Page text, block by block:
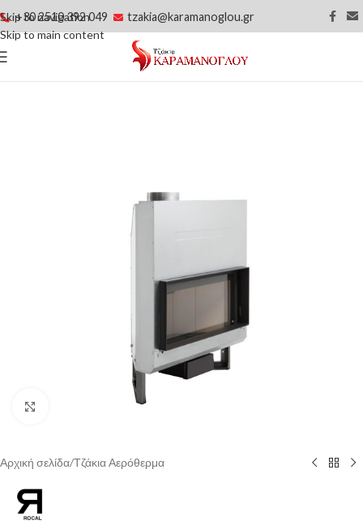
Skip to navigation
Skip to main content
+30 2510 392 049 tzakia@karamanoglou.gr
Αρχική σελίδα/Τζάκια Αερόθερμα